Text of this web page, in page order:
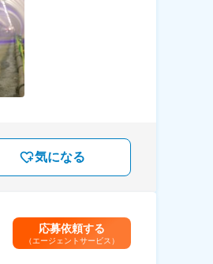
気になる
応募依頼する
（エージェントサービス）